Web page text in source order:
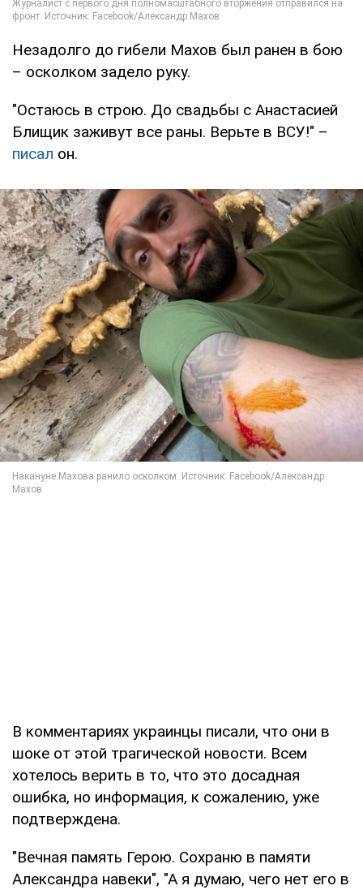
Незадолго до гибели Махов был ранен в бою
– осколком задело руку.
"Остаюсь в строю. До свадьбы с Анастасией
Блищик заживут все раны. Верьте в ВСУ!" –
писал он.
В комментариях украинцы писали, что они в
шоке от этой трагической новости. Всем
хотелось верить в то, что это досадная
ошибка, но информация, к сожалению, уже
подтверждена.
"Вечная память Герою. Сохраню в памяти
Александра навеки", "А я думаю, чего нет его в